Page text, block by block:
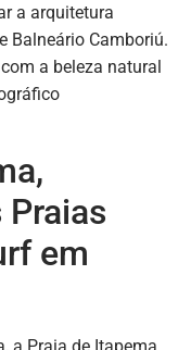
a arquitetura
Balneário Camboriú.
a beleza natural
em